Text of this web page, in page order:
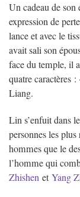
Un cadeau de son
expression de
lance et avec le
avait sali son
face du temple, il
quatre caractères
Liang.
Lin s’enfuit dans
personnes les
hommes que le
l’homme qui
Zhishen etYang